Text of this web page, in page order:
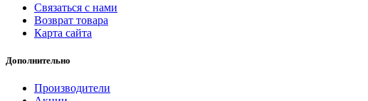
Связаться с нами
Возврат товара
Карта сайта
Дополнительно
Производители